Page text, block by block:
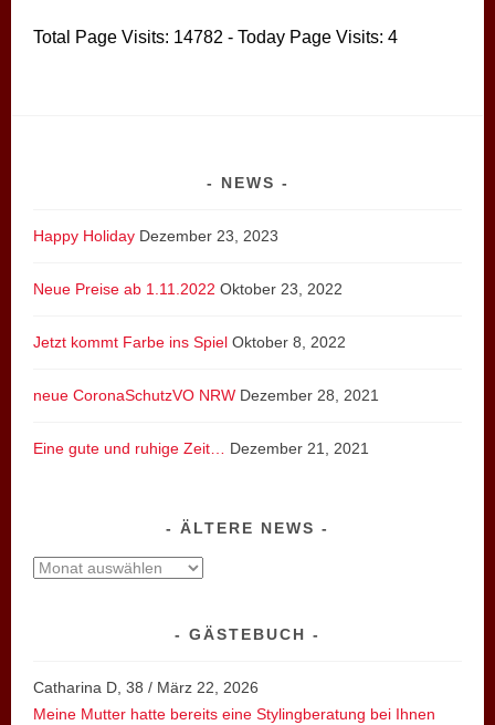
Total Page Visits: 14782 - Today Page Visits: 4
NEWS
Happy Holiday Dezember 23, 2023
Neue Preise ab 1.11.2022 Oktober 23, 2022
Jetzt kommt Farbe ins Spiel Oktober 8, 2022
neue CoronaSchutzVO NRW Dezember 28, 2021
Eine gute und ruhige Zeit… Dezember 21, 2021
ÄLTERE NEWS
ältere
GÄSTEBUCH
Catharina D, 38 / März 22, 2026
Meine Mutter hatte bereits eine Stylingberatung bei Ihnen